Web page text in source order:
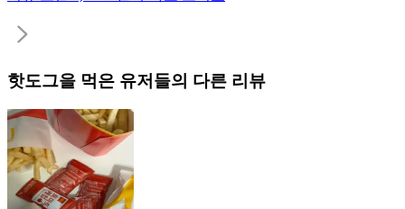
핫도그을 먹은 유저들의 다른 리뷰